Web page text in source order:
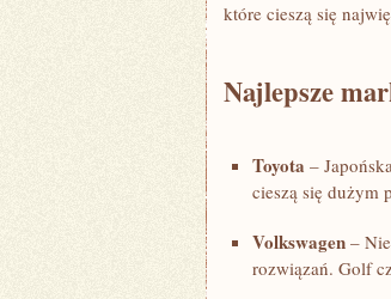
które cieszą się
Najlepsze
Toyota –
cieszą się dużym
Volkswagen –
rozwiązań. Golf